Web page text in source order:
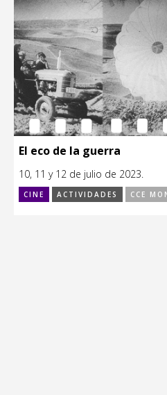
El eco de la guerra
10, 11 y 12 de julio de 2023.
CINE ACTIVIDADES CCE